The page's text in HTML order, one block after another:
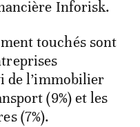
Inforisk.
touchés sont
de l’immobilier
(9%) et les
(7%).